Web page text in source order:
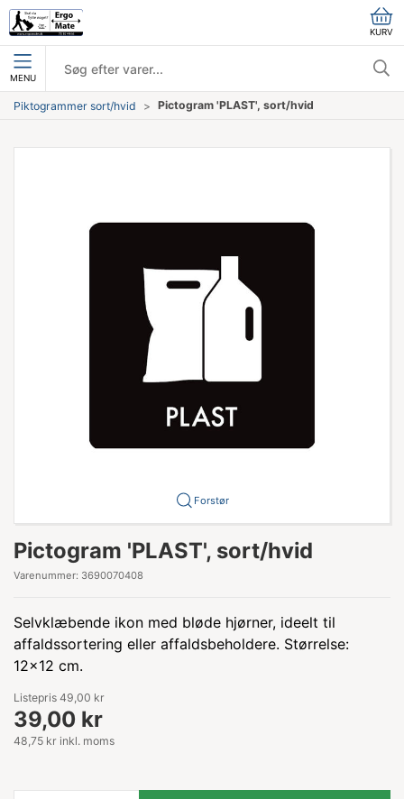
KURV
MENU
Piktogrammer sort/hvid Pictogram 'PLAST', sort/hvid
Forstør
Pictogram 'PLAST', sort/hvid
Varenummer: 3690070408
Selvklæbende ikon med bløde hjørner, ideelt til
affaldssortering eller affaldsbeholdere. Størrelse:
12x12 cm.
Listepris 49,00 kr
39,00 kr
48,75 kr inkl. moms